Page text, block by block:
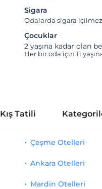
Sigara
Odalarda sigara içilmez
Çocuklar
2 yaşına kadar olan
Her bir oda için 11
Kış Tatili
Çeşme Otelleri
Ankara Otelleri
Mardin Otelleri